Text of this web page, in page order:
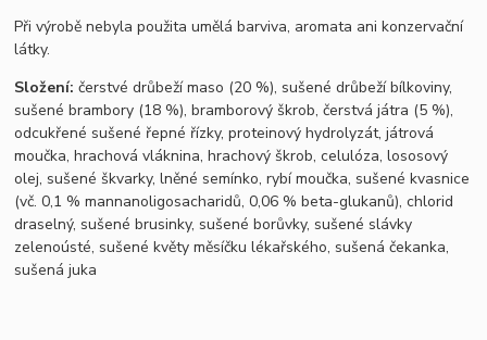
Při výrobě nebyla použita umělá barviva, aromata ani konzervační
látky.
Složení:čerstvé drůbeží maso (20 %), sušené drůbeží bílkoviny,
sušené brambory (18 %), bramborový škrob, čerstvá játra (5 %),
odcukřené sušené řepné řízky, proteinový hydrolyzát, játrová
moučka, hrachová vláknina, hrachový škrob, celulóza, lososový
olej, sušené škvarky, lněné semínko, rybí moučka, sušené kvasnice
(vč. 0,1 % mannanoligosacharidů, 0,06 % beta-glukanů), chlorid
draselný, sušené brusinky, sušené borůvky, sušené slávky
zelenoústé, sušené květy měsíčku lékařského, sušená čekanka,
sušená juka